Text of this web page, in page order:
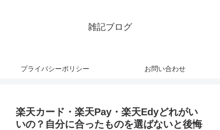
雑記ブログ
プライバシーポリシー お問い合わせ
楽天カード・楽天Pay・楽天Edyどれがい
いの？自分に合ったものを選ばないと後悔